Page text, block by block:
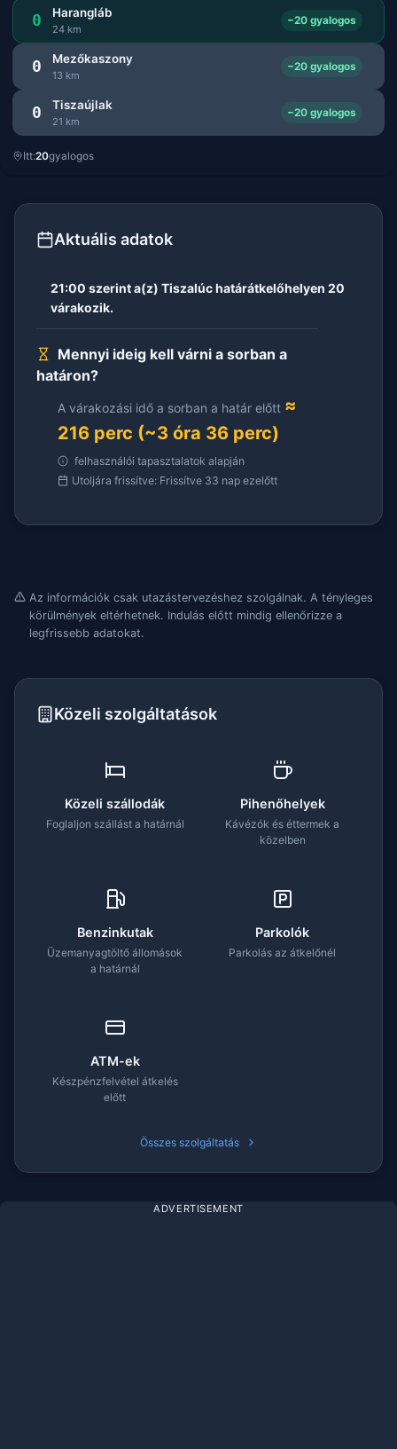
0 Harangláb
24 km
−20 gyalogos
0 Mezőkaszony
13 km
−20 gyalogos
0 Tiszaújlak
21 km
−20 gyalogos
Itt:20gyalogos
Aktuális adatok
21:00 szerint a(z) Tiszalúc határátkelőhelyen 20
várakozik.
Mennyi ideig kell várni a sorban a
határon?
A várakozási idő a sorban a határ előtt ≈
216 perc (~3 óra 36 perc)
felhasználói tapasztalatok alapján
Utoljára frissítve: Frissítve 33 nap ezelőtt
Az információk csak utazástervezéshez szolgálnak. A tényleges
körülmények eltérhetnek. Indulás előtt mindig ellenőrizze a
legfrissebb adatokat.
Közeli szolgáltatások
Közeli szállodák
Foglaljon szállást a határnál
Pihenőhelyek
Kávézók és éttermek a
közelben
Benzinkutak
Üzemanyagtöltő állomások
a határnál
Parkolók
Parkolás az átkelőnél
ATM-ek
Készpénzfelvétel átkelés
előtt
Összes szolgáltatás
ADVERTISEMENT